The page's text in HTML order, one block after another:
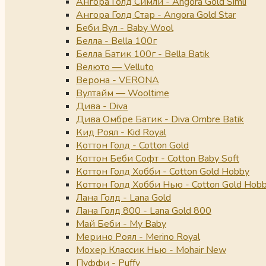
Ангора Голд Стар - Angora Gold Star
Беби Вул - Baby Wool
Белла - Bella 100г
Белла Батик 100г - Bella Batik
Велюто — Velluto
Верона - VERONA
Вултайм — Wooltime
Дива - Diva
Дива Омбре Батик - Diva Ombre Batik
Кид Роял - Kid Royal
Коттон Голд - Cotton Gold
Коттон Беби Софт - Cotton Baby Soft
Коттон Голд Хобби - Cotton Gold Hobby
Коттон Голд Хобби Нью - Cotton Gold
Лана Голд - Lana Gold
Лана Голд 800 - Lana Gold 800
Май Беби - My Baby
Мерино Роял - Merino Royal
Мохер Классик Нью - Mohair New
Пуффи - Puffy